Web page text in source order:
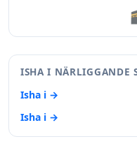
ISHA I NÄRLIGGANDE
Isha i →
Isha i →